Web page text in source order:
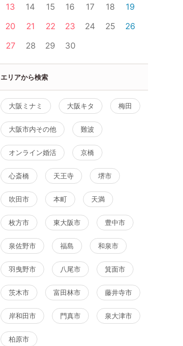
13
14 15 16 17 18
19
20
21 22 23 24 25
26
27
28 29 30
エリアから検索
大阪ミナミ 大阪キタ 梅田
大阪市内その他 難波
オンライン婚活 京橋
心斎橋 天王寺 堺市
吹田市 本町 天満
枚方市 東大阪市 豊中市
泉佐野市 福島 和泉市
羽曳野市 八尾市 箕面市
茨木市 富田林市 藤井寺市
岸和田市 門真市 泉大津市
柏原市